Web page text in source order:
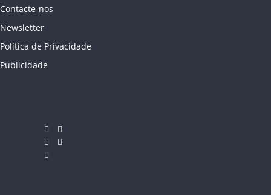
Contacte-nos
Newsletter
Política de Privacidade
Publicidade